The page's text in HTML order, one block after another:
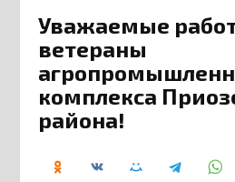
Уважаемые
ветераны
комплекса
района!